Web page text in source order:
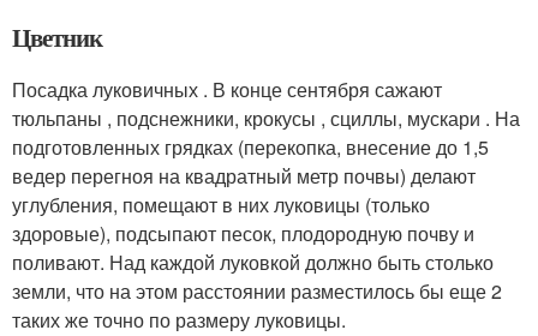
Цветник
Посадка луковичных . В конце сентября сажают
тюльпаны , подснежники, крокусы , сциллы, мускари . На
подготовленных грядках (перекопка, внесение до 1,5
ведер перегноя на квадратный метр почвы) делают
углубления, помещают в них луковицы (только
здоровые), подсыпают песок, плодородную почву и
поливают. Над каждой луковкой должно быть столько
земли, что на этом расстоянии разместилось бы еще 2
таких же точно по размеру луковицы.